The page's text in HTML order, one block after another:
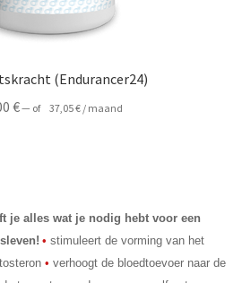
(Endurancer24)
€— of 37,05€ / maand
je alles wat je nodig hebt voor een
• stimuleert de vorming van het
• verhoogt de bloedtoevoer naar de